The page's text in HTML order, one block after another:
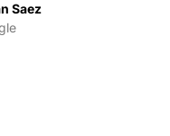
Saez